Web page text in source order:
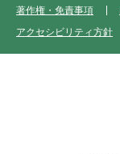
著作権・免責事項
アクセシビリティ方針